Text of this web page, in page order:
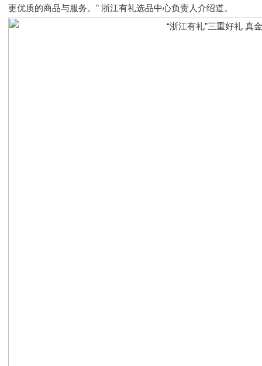
更优质的商品与服务。" 浙江有礼选品中心负责人介绍道。